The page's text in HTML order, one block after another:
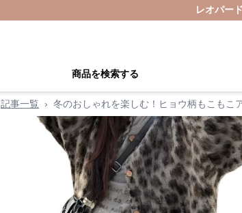
レオパー
商品を検索する
記事一覧 › 冬のおしゃれを楽しむ！ヒョウ柄もこもこ